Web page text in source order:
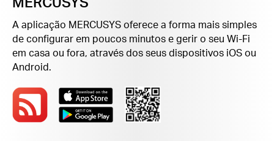
português
A aplicação MERCUSYS oferece a forma mais simples
de configurar em poucos minutos e gerir o seu Wi-Fi
em casa ou fora, através dos seus dispositivos iOS ou
Android.